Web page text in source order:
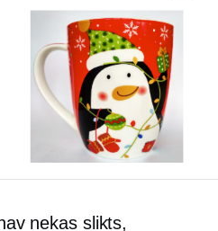
nekas slikts,